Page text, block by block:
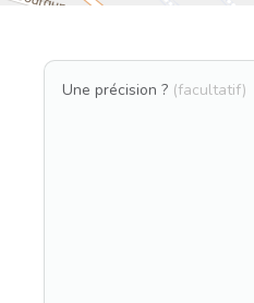
Une précision ? (facultatif)